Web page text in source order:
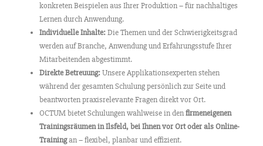
konkreten Beispielen aus Ihrer Produktion – für nachhaltiges
Lernen durch Anwendung.
Individuelle Inhalte:Die Themen und der Schwierigkeitsgrad
werden auf Branche, Anwendung und Erfahrungsstufe Ihrer
Mitarbeitenden abgestimmt.
Direkte Betreuung:Unsere Applikationsexperten stehen
während der gesamten Schulung persönlich zur Seite und
beantworten praxisrelevante Fragen direkt vor Ort.
OCTUM bietet Schulungen wahlweise in denfirmeneigenen
Trainingsräumen in Ilsfeld, bei Ihnen vor Ort oder als Online-
Trainingan – flexibel, planbar und effizient.